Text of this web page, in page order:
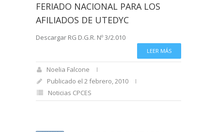
FERIADO NACIONAL PARA LOS
AFILIADOS DE UTEDYC
Descargar RG D.G.R. Nº 3/2.010
LEER MÁS
Noelia Falcone
Publicado el 2 febrero, 2010
Noticias CPCES